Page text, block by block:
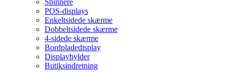
Spinnere
POS-displays
Enkeltsidede skærme
Dobbeltsidede skærme
4-sidede skærme
Bordpladedisplay
Displayhylder
Butiksindretning